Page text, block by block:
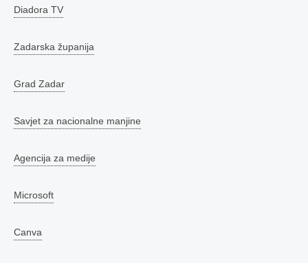
Diadora TV
Zadarska županija
Grad Zadar
Savjet za nacionalne manjine
Agencija za medije
Microsoft
Canva